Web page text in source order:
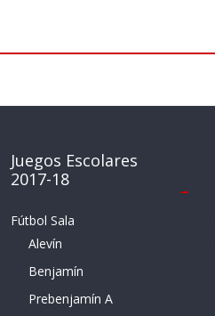
Juegos Escolares
2017-18
Fútbol Sala
Alevín
Benjamín
Prebenjamín A